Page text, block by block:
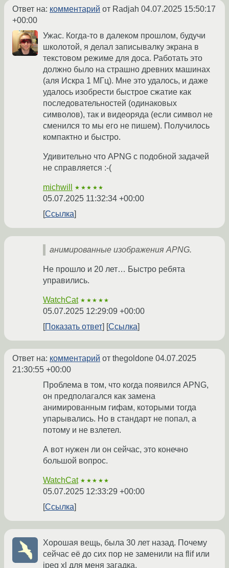
Ответ на: комментарий от Radjah 04.07.2025 15:50:17
+00:00
Ужас. Когда-то в далеком прошлом, будучи
школотой, я делал записывалку экрана в
текстовом режиме для доса. Работать это
должно было на страшно древних машинах
(аля Искра 1 МГц). Мне это удалось, и даже
удалось изобрести быстрое сжатие как
последовательностей (одинаковых
символов), так и видеоряда (если символ не
сменился то мы его не пишем). Получилось
компактно и быстро.
Удивительно что APNG с подобной задачей
не справляется :-(
michwill ★★★★★
05.07.2025 11:32:34 +00:00
Ссылка
анимированные изображения APNG.
Не прошло и 20 лет… Быстро ребята
управились.
WatchCat ★★★★★
05.07.2025 12:29:09 +00:00
Показать ответ
Ссылка
Ответ на: комментарий от thegoldone 04.07.2025
21:30:55 +00:00
Проблема в том, что когда появился APNG,
он предполагался как замена
анимированным гифам, которыми тогда
упарывались. Но в стандарт не попал, а
потому и не взлетел.
А вот нужен ли он сейчас, это конечно
большой вопрос.
WatchCat ★★★★★
05.07.2025 12:33:29 +00:00
Ссылка
Хорошая вещь, была 30 лет назад. Почему
сейчас её до сих пор не заменили на flif или
jpeg xl для меня загадка.